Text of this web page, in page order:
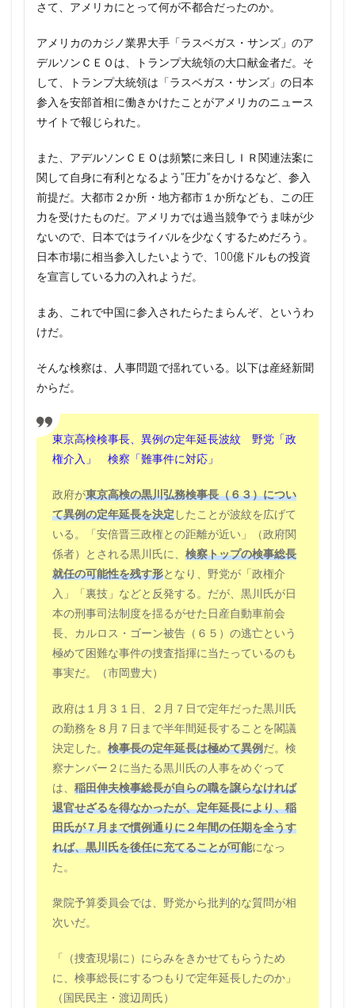
さて、アメリカにとって何が不都合だったのか。
アメリカのカジノ業界大手「ラスベガス・サンズ」のア
デルソンＣＥＯは、トランプ大統領の大口献金者だ。そ
して、トランプ大統領は「ラスベガス・サンズ」の日本
参入を安部首相に働きかけたことがアメリカのニュース
サイトで報じられた。
また、アデルソンＣＥＯは頻繁に来日しＩＲ関連法案に
関して自身に有利となるよう”圧力”をかけるなど、参入
前提だ。大都市２か所・地方都市１か所なども、この圧
力を受けたものだ。アメリカでは過当競争でうま味が少
ないので、日本ではライバルを少なくするためだろう。
日本市場に相当参入したいようで、100億ドルもの投資
を宣言している力の入れようだ。
まあ、これで中国に参入されたらたまらんぞ、というわ
けだ。
そんな検察は、人事問題で揺れている。以下は産経新聞
からだ。
東京高検検事長、異例の定年延長波紋 野党「政
権介入」 検察「難事件に対応」
政府が東京高検の黒川弘務検事長（６３）につい
て異例の定年延長を決定したことが波紋を広げて
いる。「安倍晋三政権との距離が近い」（政府関
係者）とされる黒川氏に、 検察トップの検事総長
就任の可能性を残す形となり、野党が「政権介
入」「裏技」などと反発する。だが、黒川氏が日
本の刑事司法制度を揺るがせた日産自動車前会
長、カルロス・ゴーン被告（６５）の逃亡という
極めて困難な事件の捜査指揮に当たっているのも
事実だ。（市岡豊大）
政府は１月３１日、２月７日で定年だった黒川氏
の勤務を８月７日まで半年間延長することを閣議
決定した。 検事長の定年延長は極めて異例だ。検
察ナンバー２に当たる黒川氏の人事をめぐって
は、 稲田伸夫検事総長が自らの職を譲らなければ
退官せざるを得なかったが、定年延長により、稲
田氏が７月まで慣例通りに２年間の任期を全うす
れば、黒川氏を後任に充てることが可能になっ
た。
衆院予算委員会では、野党から批判的な質問が相
次いだ。
「（捜査現場に）にらみをきかせてもらうため
に、検事総長にするつもりで定年延長したのか」
（国民民主・渡辺周氏）